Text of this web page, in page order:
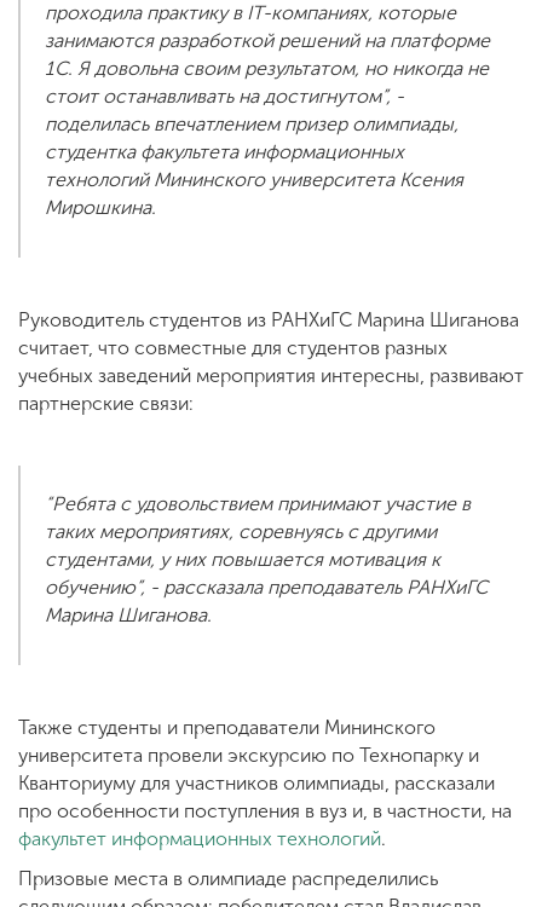
проходила практику в IT-компаниях, которые
занимаются разработкой решений на платформе
1С. Я довольна своим результатом, но никогда не
стоит останавливать на достигнутом”, -
поделилась впечатлением призер олимпиады,
студентка факультета информационных
технологий Мининского университета Ксения
Мирошкина.
Руководитель студентов из РАНХиГС Марина Шиганова
считает, что совместные для студентов разных
учебных заведений мероприятия интересны, развивают
партнерские связи:
“Ребята с удовольствием принимают участие в
таких мероприятиях, соревнуясь с другими
студентами, у них повышается мотивация к
обучению”, - рассказала преподаватель РАНХиГС
Марина Шиганова.
Также студенты и преподаватели Мининского
университета провели экскурсию по Технопарку и
Кванториуму для участников олимпиады, рассказали
про особенности поступления в вуз и, в частности, на
факультет информационных технологий.
Призовые места в олимпиаде распределились